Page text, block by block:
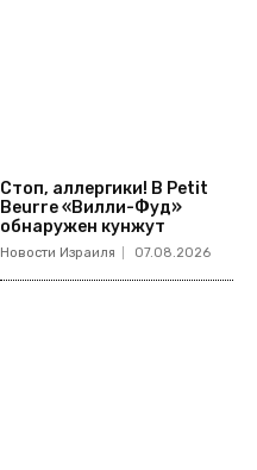
Стоп, аллергики! В Petit
Beurre «Вилли-Фуд»
обнаружен кунжут
Новости Израиля 07.08.2026